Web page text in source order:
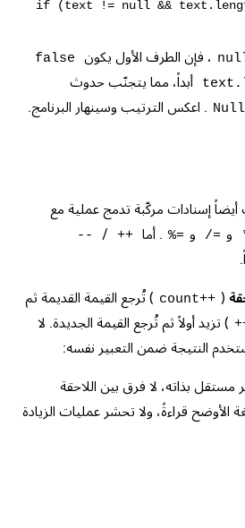
، فإن الطرف الأول يكون false
أبداً، مما يتجنّب حدوث
. اعكس الترتيب وسينهار البرنامج.
إسنادات مركّبة تدمج عملية مع
و /= و %= . أما ++
/
--
(
count++ ) تُرجع القيمة القديمة ثم
) تزيد أولاً ثم تُرجع القيمة الجديدة. لا
النتيجة ضمن التعبير نفسه:
بذاته، لا فرق بين اللاحقة
الأوضح قراءةً، ولا تحشر عمليات الزيادة